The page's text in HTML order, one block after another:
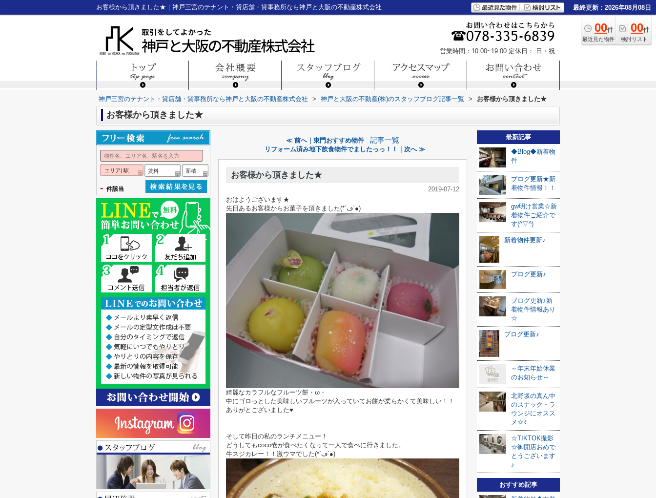
お客様から頂きました★｜神戸三宮のテナント・貸店舗・貸事務所なら神戸と大阪の不動産株式会社 最終更新：2026年08月08日
00件
最近見た物件
00件
検討リスト
営業時間：10:00~19:00 定休日： 日・祝
神戸三宮のテナント・貸店舗・貸事務所なら神戸と大阪の不動産株式会社 > 神戸と大阪の不動産(株)のスタッフブログ記事一覧 > お客様から頂きました★
お客様から頂きました★
≪ 前へ｜東門おすすめ物件 記事一覧
リフォーム済み地下飲食物件でましたっっ！！｜次へ ≫
お客様から頂きました★
2019-07-12
おはようございます★
先日あるお客様からお菓子を頂きました(*´ڡ`●)
綺麗なカラフルなフルーツ餅・ω・
中にゴロっとした美味しいフルーツが入っていてお餅が柔らかくて美味しい！！
ありがとございました♥
そして昨日の私のランチメニュー！
どうしてもcoco壱が食べたくなって一人で食べに行きました。
牛スジカレー！！激ウマでした(*´ڡ`●)
最新記事
◆Blog◆新着物
件
ブログ更新★新
着物件情報！！
gw明け営業☆新
着物件ご紹介で
す(^▽^)
新着物件更新♪
ブログ更新♪
ブログ更新♪新
着物件情報あり
☆
ブログ更新♪
～年末年始休業
のお知らせ～
北野坂の真ん中
のスナック・ラ
ウンジにオスス
メ☆ﾐ
☆TIKTOK撮影
☆御開店おめで
とうございます
♪
おすすめ記事
エリア| 駅 賃料 面積
- 件該当